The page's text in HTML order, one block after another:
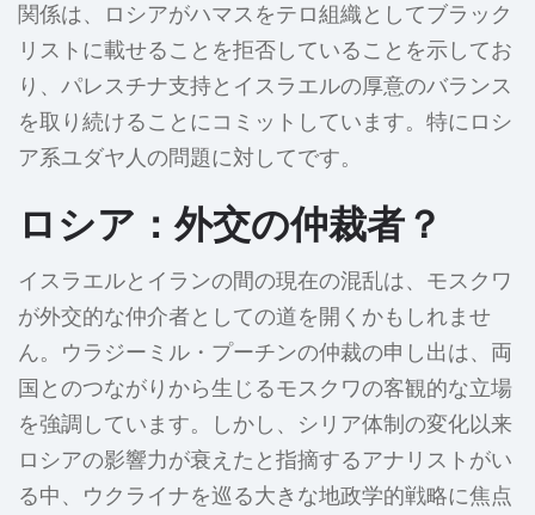
関係は、ロシアがハマスをテロ組織としてブラック
リストに載せることを拒否していることを示してお
り、パレスチナ支持とイスラエルの厚意のバランス
を取り続けることにコミットしています。特にロシ
ア系ユダヤ人の問題に対してです。
ロシア：外交の仲裁者？
イスラエルとイランの間の現在の混乱は、モスクワ
が外交的な仲介者としての道を開くかもしれませ
ん。ウラジーミル・プーチンの仲裁の申し出は、両
国とのつながりから生じるモスクワの客観的な立場
を強調しています。しかし、シリア体制の変化以来
ロシアの影響力が衰えたと指摘するアナリストがい
る中、ウクライナを巡る大きな地政学的戦略に焦点